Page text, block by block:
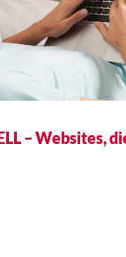
– Websites,